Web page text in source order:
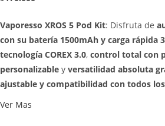
Vaporesso XROS 5 Pod Kit: Disfruta de
con su batería 1500mAh y carga rápida
tecnología COREX 3.0, control total con
personalizable y versatilidad absoluta
ajustable y compatibilidad con todos los
Ver Mas